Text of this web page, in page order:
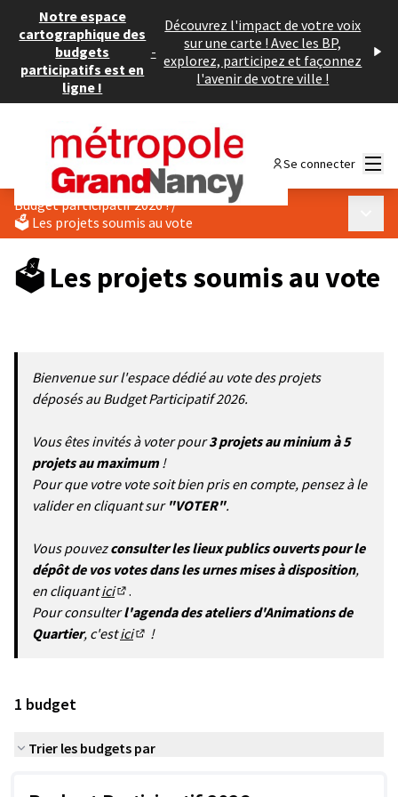
Notre espace
cartographique des
budgets
participatifs est en
ligne !
-
Découvrez l'impact de votre voix
sur une carte ! Avec les BP,
explorez, participez et façonnez
l'avenir de votre ville !
Se connecter
Budget participatif 2026 !/
🗳️ Les projets soumis au vote
🗳️ Les projets soumis au vote
Bienvenue sur l'espace dédié au vote des projets
déposés au Budget Participatif 2026.
Vous êtes invités à voter pour3 projets au minium à 5
projets au maximum!
Pour que votre vote soit bien pris en compte, pensez à le
valider en cliquant sur"VOTER".
Vous pouvezconsulter les lieux publics ouverts pour le
dépôt de vos votes dans les urnes mises à disposition,
en cliquantici
(S'ouvre dans un nouvel onglet)
.
Pour consulterl'agenda des ateliers d'Animations de
Quartier, c'estici
!
1 budget
Trier les budgets par